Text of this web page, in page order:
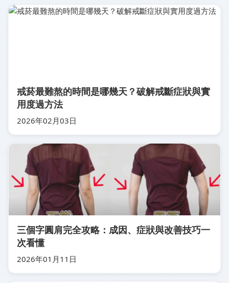
戒菸最難熬的時間是哪幾天？破解戒斷症狀與實
用度過方法
2026年02月03日
三個字圓肩完全攻略：成因、症狀與改善技巧一
次看懂
2026年01月11日